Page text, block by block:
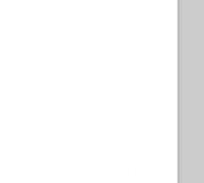
nazionale
Yves Smith,
qualsiasi
ciò favorisca un